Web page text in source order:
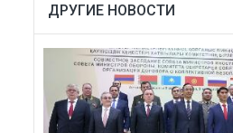
ДРУГИЕ НОВОСТИ